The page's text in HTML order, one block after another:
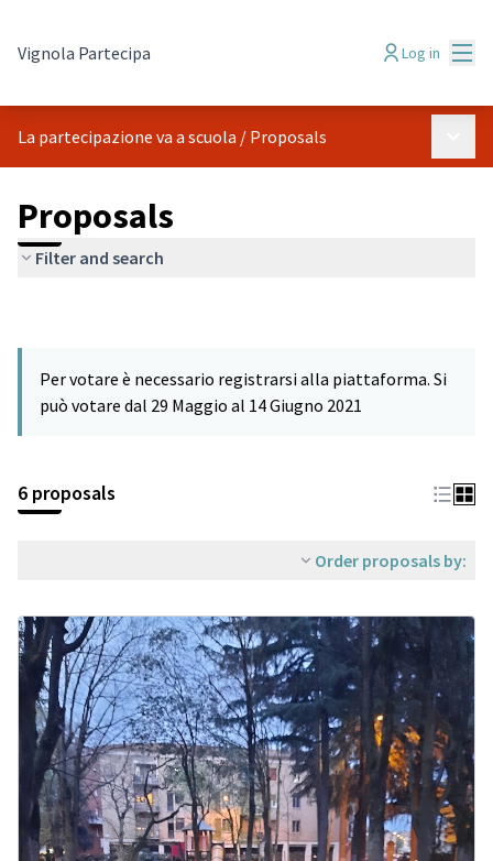
Vignola Partecipa Log in
La partecipazione va a scuola / Proposals
Proposals
Filter and search
Per votare è necessario registrarsi alla piattaforma. Si
può votare dal 29 Maggio al 14 Giugno 2021
6 proposals
Order proposals by: